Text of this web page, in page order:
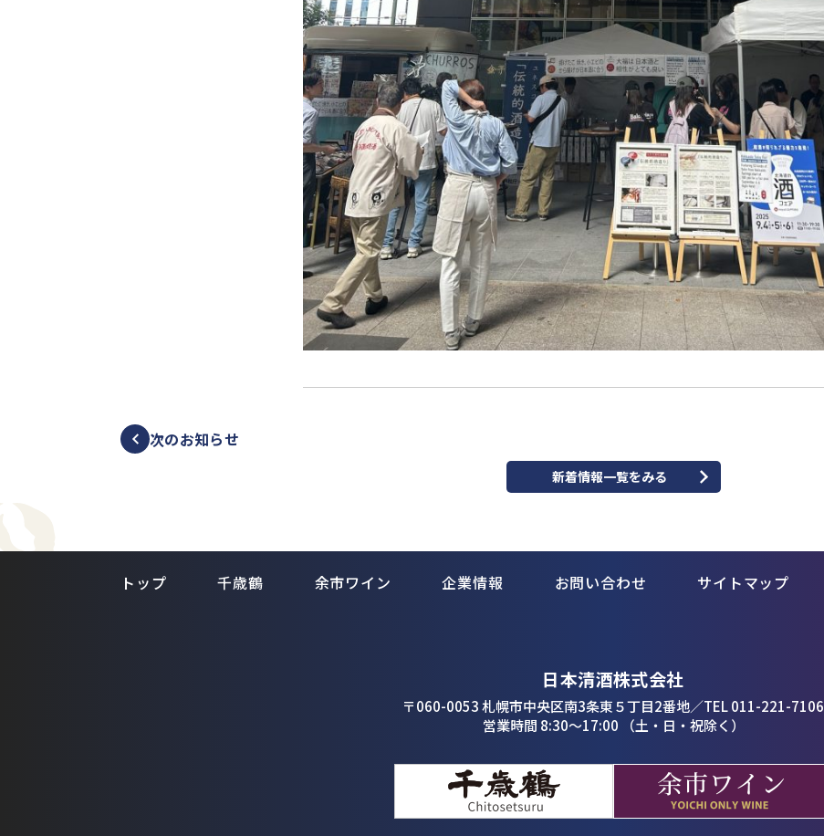
次のお知らせ
新着情報一覧をみる
トップ 千歳鶴 余市ワイン 企業情報 お問い合わせ サイトマップ
日本清酒株式会社
〒060-0053 札幌市中央区南3条東５丁目2番地／TEL 011-221-7106
営業時間 8:30〜17:00 （土・日・祝除く）